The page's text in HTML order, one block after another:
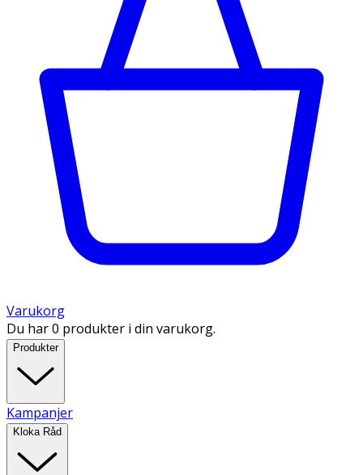
Varukorg
Du har 0 produkter i din varukorg.
Produkter
Kampanjer
Kloka Råd